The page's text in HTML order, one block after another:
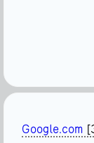
Google.com